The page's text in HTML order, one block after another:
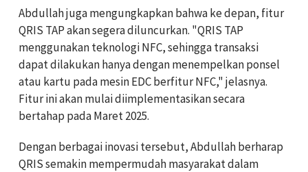
Abdullah juga mengungkapkan bahwa ke depan, fitur
QRIS TAP akan segera diluncurkan. "QRIS TAP
menggunakan teknologi NFC, sehingga transaksi
dapat dilakukan hanya dengan menempelkan ponsel
atau kartu pada mesin EDC berfitur NFC," jelasnya.
Fitur ini akan mulai diimplementasikan secara
bertahap pada Maret 2025.
Dengan berbagai inovasi tersebut, Abdullah berharap
QRIS semakin mempermudah masyarakat dalam